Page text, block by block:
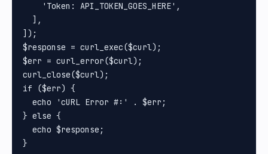
    'Token: API_TOKEN_GOES_HERE',
  ],
]);
$response = curl_exec($curl);
$err = curl_error($curl);
curl_close($curl);
if ($err) {
  echo 'cURL Error #:' . $err;
} else {
  echo $response;